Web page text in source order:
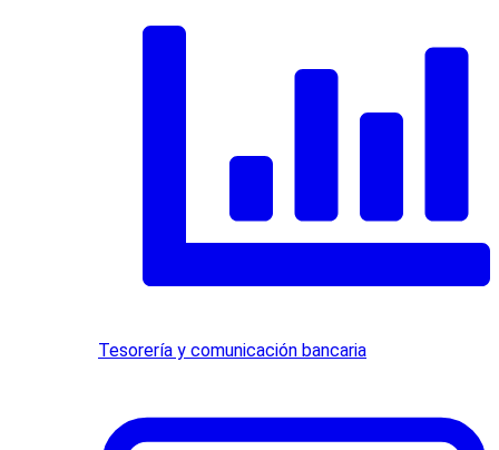
Tesorería y comunicación bancaria